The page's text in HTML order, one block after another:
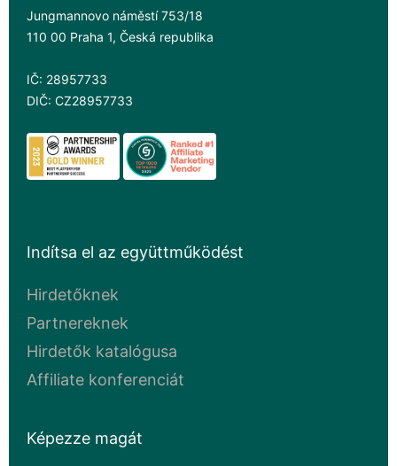
Jungmannovo náměstí 753/18
110 00 Praha 1, Česká republika
IČ: 28957733
DIČ: CZ28957733
Indítsa el az együttműködést
Hirdetőknek
Partnereknek
Hirdetők katalógusa
Affiliate konferenciát
Képezze magát